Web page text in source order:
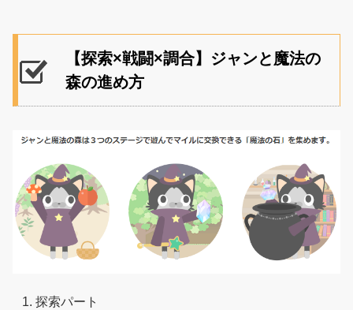
【探索×戦闘×調合】ジャンと魔法の
森の進め方
探索パート